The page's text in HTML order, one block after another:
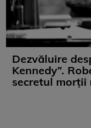
Dezvăluire
Kennedy”.
secretul morții